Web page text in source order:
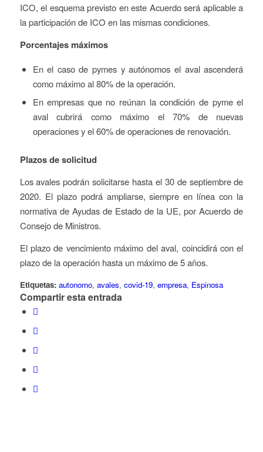
ICO, el esquema previsto en este Acuerdo será aplicable a
la participación de ICO en las mismas condiciones.
Porcentajes máximos
En el caso de pymes y autónomos el aval ascenderá
como máximo al 80% de la operación.
En empresas que no reúnan la condición de pyme el
aval cubrirá como máximo el 70% de nuevas
operaciones y el 60% de operaciones de renovación.
Plazos de solicitud
Los avales podrán solicitarse hasta el 30 de septiembre de
2020. El plazo podrá ampliarse, siempre en línea con la
normativa de Ayudas de Estado de la UE, por Acuerdo de
Consejo de Ministros.
El plazo de vencimiento máximo del aval, coincidirá con el
plazo de la operación hasta un máximo de 5 años.
Etiquetas: autonomo, avales, covid-19, empresa, Espinosa
Compartir esta entrada